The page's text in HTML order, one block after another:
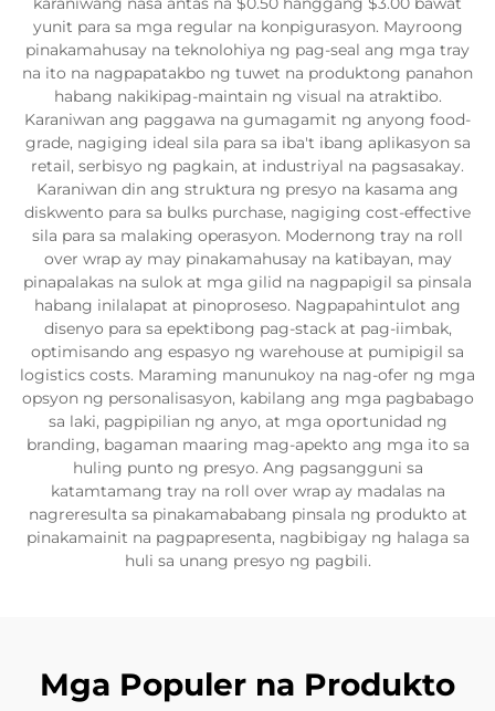
yunit para sa mga regular na konpigurasyon. Mayroong
pinakamahusay na teknolohiya ng pag-seal ang mga tray
na ito na nagpapatakbo ng tuwet na produktong panahon
habang nakikipag-maintain ng visual na atraktibo.
Karaniwan ang paggawa na gumagamit ng anyong food-
grade, nagiging ideal sila para sa iba't ibang aplikasyon sa
retail, serbisyo ng pagkain, at industriyal na pagsasakay.
Karaniwan din ang struktura ng presyo na kasama ang
diskwento para sa bulks purchase, nagiging cost-effective
sila para sa malaking operasyon. Modernong tray na roll
over wrap ay may pinakamahusay na katibayan, may
pinapalakas na sulok at mga gilid na nagpapigil sa pinsala
habang inilalapat at pinoproseso. Nagpapahintulot ang
disenyo para sa epektibong pag-stack at pag-iimbak,
optimisando ang espasyo ng warehouse at pumipigil sa
logistics costs. Maraming manunukoy na nag-ofer ng mga
opsyon ng personalisasyon, kabilang ang mga pagbabago
sa laki, pagpipilian ng anyo, at mga oportunidad ng
branding, bagaman maaring mag-apekto ang mga ito sa
huling punto ng presyo. Ang pagsangguni sa
katamtamang tray na roll over wrap ay madalas na
nagreresulta sa pinakamababang pinsala ng produkto at
pinakamainit na pagpapresenta, nagbibigay ng halaga sa
huli sa unang presyo ng pagbili.
Mga Populer na Produkto